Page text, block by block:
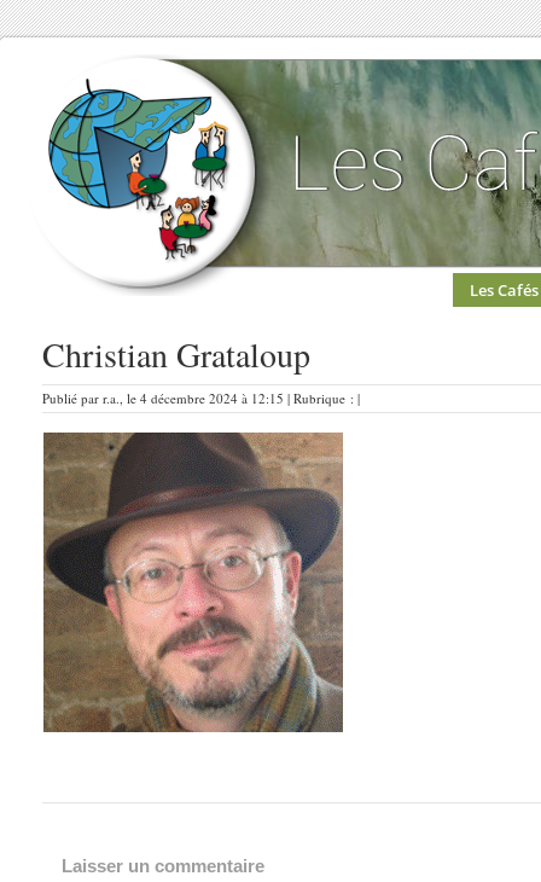
Les Cafés
Christian Grataloup
Publié par r.a., le 4 décembre 2024 à 12:15 | Rubrique : |
Laisser un commentaire